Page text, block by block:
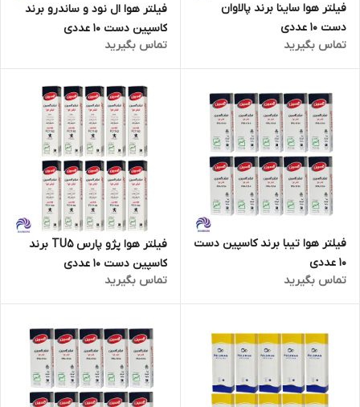
فیلتر هوا ساینا برند پالاوان
دست 10 عددی
تماس بگیرید
فیلتر هوا ال نود و ساندرو برند
کاسپین دست 10 عددی
تماس بگیرید
فیلتر هوا تیبا برند کاسپین دست
10 عددی
تماس بگیرید
فیلتر هوا پژو پارس TU5 برند
کاسپین دست 10 عددی
تماس بگیرید